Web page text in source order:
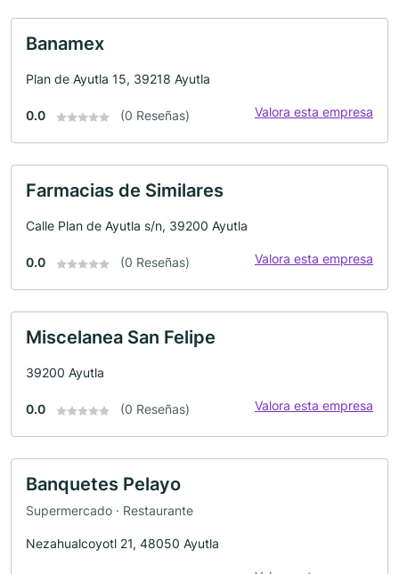
Banamex
Plan de Ayutla 15, 39218 Ayutla
0.0 (0 Reseñas) Valora esta empresa
Farmacias de Similares
Calle Plan de Ayutla s/n, 39200 Ayutla
0.0 (0 Reseñas) Valora esta empresa
Miscelanea San Felipe
39200 Ayutla
0.0 (0 Reseñas) Valora esta empresa
Banquetes Pelayo
Supermercado · Restaurante
Nezahualcoyotl 21, 48050 Ayutla